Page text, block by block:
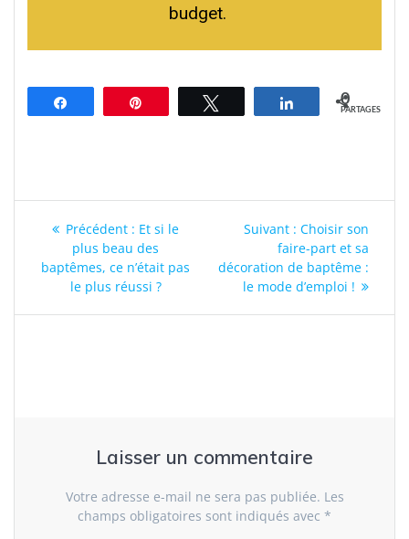
budget.
Partagez
0
PARTAGES
Navigation
de
l’article
Précédent : Article
précédent
:
Et si le
plus beau des
baptêmes, ce n’était pas
le plus réussi ?
Suivant : Article
suivant
:
Choisir son
faire-part et sa
décoration de baptême :
le mode d’emploi !
Laisser un commentaire
Votre adresse e-mail ne sera pas publiée. Les
champs obligatoires sont indiqués avec *